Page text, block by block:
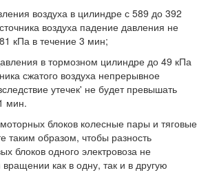
воздуха в цилиндре с 589 до 392
воздуха падение давления не
кПа в течение 3 мин;
в тормозном цилиндре до 49 кПа
сжатого воздуха непрерывное
утечек' не будет превышать
мин.
блоков колесные пары и тяговые
таким образом, чтобы разность
блоков одного электровоза не
как в одну, так и в другую